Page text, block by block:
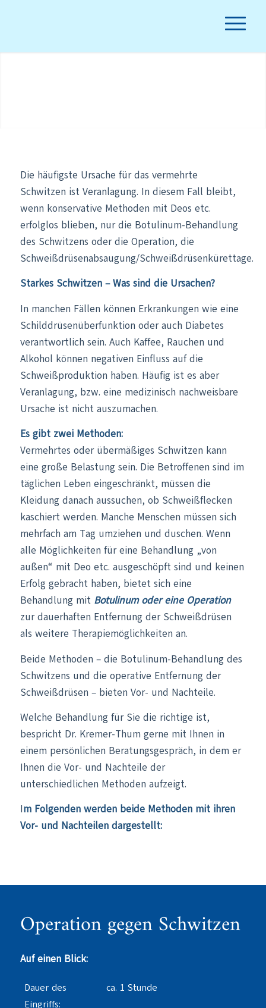
Die häufigste Ursache für das vermehrte
Schwitzen ist Veranlagung. In diesem Fall bleibt,
wenn konservative Methoden mit Deos etc.
erfolglos blieben, nur die Botulinum-Behandlung
des Schwitzens oder die Operation, die
Schweißdrüsenabsaugung/Schweißdrüsenkürettage.
Starkes Schwitzen – Was sind die Ursachen?
In manchen Fällen können Erkrankungen wie eine
Schilddrüsenüberfunktion oder auch Diabetes
verantwortlich sein. Auch Kaffee, Rauchen und
Alkohol können negativen Einfluss auf die
Schweißproduktion haben. Häufig ist es aber
Veranlagung, bzw. eine medizinisch nachweisbare
Ursache ist nicht auszumachen.
Es gibt zwei Methoden:
Vermehrtes oder übermäßiges Schwitzen kann
eine große Belastung sein. Die Betroffenen sind im
täglichen Leben eingeschränkt, müssen die
Kleidung danach aussuchen, ob Schweißflecken
kaschiert werden. Manche Menschen müssen sich
mehrfach am Tag umziehen und duschen. Wenn
alle Möglichkeiten für eine Behandlung „von
außen“ mit Deo etc. ausgeschöpft sind und keinen
Erfolg gebracht haben, bietet sich eine
Behandlung mit Botulinum oder eine Operation
zur dauerhaften Entfernung der Schweißdrüsen
als weitere Therapiemöglichkeiten an.
Beide Methoden – die Botulinum-Behandlung des
Schwitzens und die operative Entfernung der
Schweißdrüsen – bieten Vor- und Nachteile.
Welche Behandlung für Sie die richtige ist,
bespricht Dr. Kremer-Thum gerne mit Ihnen in
einem persönlichen Beratungsgespräch, in dem er
Ihnen die Vor- und Nachteile der
unterschiedlichen Methoden aufzeigt.
Im Folgenden werden beide Methoden mit ihren
Vor- und Nachteilen dargestellt:
Operation gegen Schwitzen
Auf einen Blick:
Dauer des
Eingriffs:
ca. 1 Stunde